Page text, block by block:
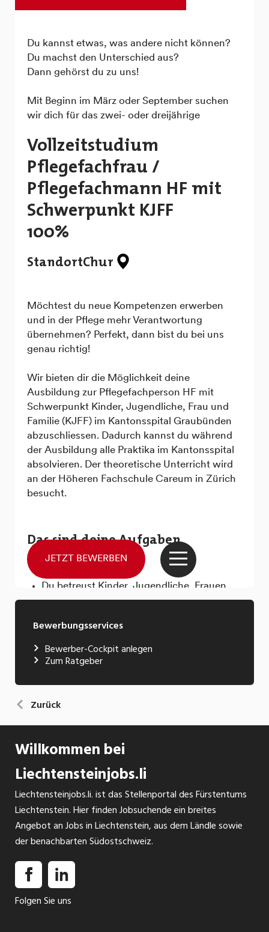
Bewerbungsservices
Bewerber-Cockpit anlegen
Zum Ratgeber
Zurück
Willkommen bei
Liechtensteinjobs.li
Liechtensteinjobs.li. ist das Stellenportal des Fürstentums
Liechtenstein. Hier finden Jobsuchende ein breites
Angebot an Jobs in Liechtenstein, aus dem Ländle sowie
der benachbarten Südostschweiz.
Folgen Sie uns